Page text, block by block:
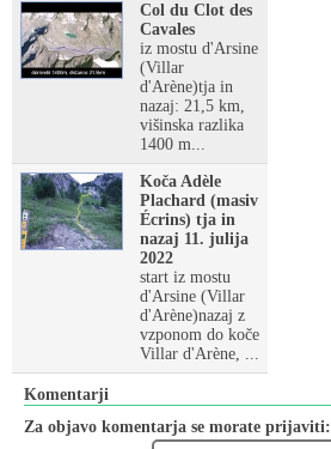
Col du Clot des
Cavales
iz mostu d'Arsine
(Villar
d'Arène)tja in
nazaj: 21,5 km,
višinska razlika
1400 m...
Koča Adèle
Plachard (masiv
Écrins) tja in
nazaj 11. julija
2022
start iz mostu
d'Arsine (Villar
d'Arène)nazaj z
vzponom do koče
Villar d'Arène, ...
Komentarji
Za objavo komentarja se morate prijaviti: